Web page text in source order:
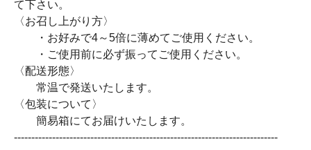
て下さい。
〈お召し上がり方〉
・お好みで4～5倍に薄めてご使用ください。
・ご使用前に必ず振ってご使用ください。
〈配送形態〉
常温で発送いたします。
〈包装について〉
簡易箱にてお届けいたします。
----------------------------------------------------------------------------